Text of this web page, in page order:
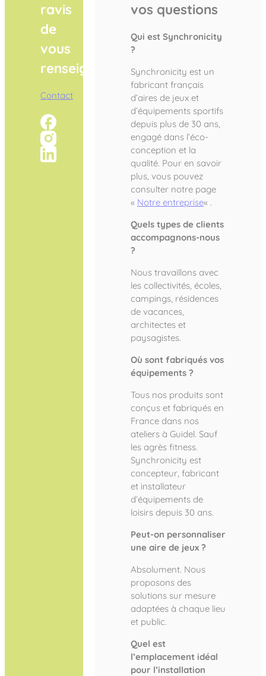
ravis
de
vous
renseigner
Contact
vos questions
Qui est Synchronicity
?
Synchronicity est un
fabricant français
d’aires de jeux et
d’équipements sportifs
depuis plus de 30 ans,
engagé dans l’éco-
conception et la
qualité. Pour en savoir
plus, vous pouvez
consulter notre page
« Notre entreprise« .
Quels types de clients
accompagnons-nous
?
Nous travaillons avec
les collectivités, écoles,
campings, résidences
de vacances,
architectes et
paysagistes.
Où sont fabriqués vos
équipements ?
Tous nos produits sont
conçus et fabriqués en
France dans nos
ateliers à Guidel. Sauf
les agrès fitness.
Synchronicity est
concepteur, fabricant
et installateur
d’équipements de
loisirs depuis 30 ans.
Peut-on personnaliser
une aire de jeux ?
Absolument. Nous
proposons des
solutions sur mesure
adaptées à chaque lieu
et public.
Quel est
l’emplacement idéal
pour l’installation